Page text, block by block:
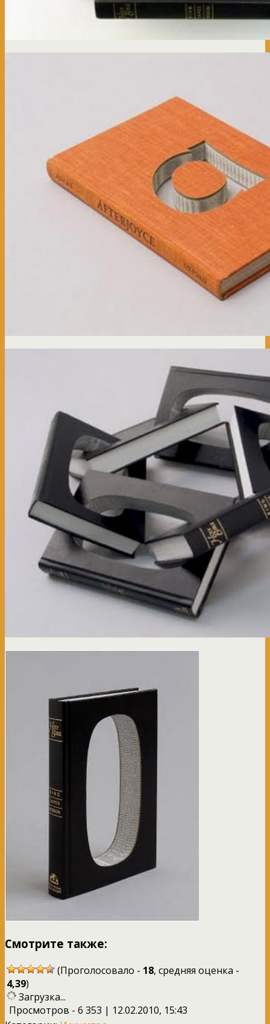
Смотрите также:
(Проголосовало - 18, средняя оценка -
4,39)
Загрузка...
Просмотров - 6 353 | 12.02.2010, 15:43